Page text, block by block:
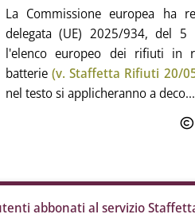
La Commissione europea ha
delegata (UE) 2025/934, del 5
l'elenco europeo dei rifiuti in
batterie(v. Staffetta Rifiuti 20/
nel testo si applicheranno a deco...
abbonati al servizio